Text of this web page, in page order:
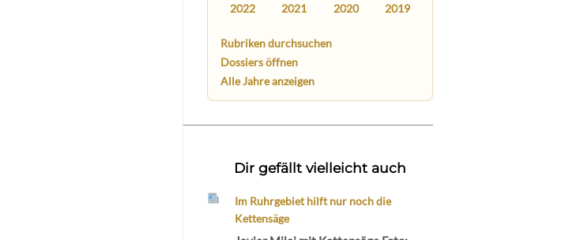
2022 2021 2020 2019
Rubriken durchsuchen
Dossiers öffnen
Alle Jahre anzeigen
Dir gefällt vielleicht auch
Im Ruhrgebiet hilft nur noch die
Kettensäge